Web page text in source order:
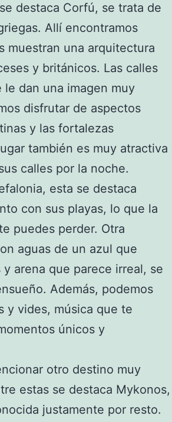
destaca Corfú, se trata de
Allí encontramos
muestran una arquitectura
y británicos. Las calles
dan una imagen muy
disfrutar de aspectos
y las fortalezas
también es muy atractiva
calles por la noche.
esta se destaca
con sus playas, lo que la
puedes perder. Otra
aguas de un azul que
arena que parece irreal, se
Además, podemos
y vides, música que te
únicos y
otro destino muy
estas se destaca Mykonos,
justamente por resto.